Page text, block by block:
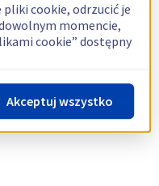
cookie, odrzucić je
momencie,
cookie” dostępny
polityce
cookie.
Akceptuj wszystko